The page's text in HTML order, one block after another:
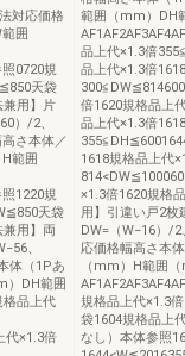
対応価格
囲
0720規
天袋
兼用】片
）/2、
さ本体／
範囲
1220規
天袋
用】両
、
体（1Pあ
）DH範囲
格品上代
代×1.3倍
範囲（mm）DH
品上代×1.3倍
品上代×1.3倍
倍1620規格品上
品上代×1.3倍
1618規格品上代
×1.3倍1620規格
用】引違い戸2枚
DW=（W−16）/
応価格幅高さ本
（mm）H範囲
規格品上代×1.3
袋1604規格品上
なし）本体参照